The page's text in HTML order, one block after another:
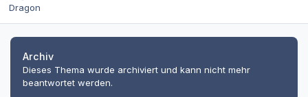
Dragon
Archiv
Dieses Thema wurde archiviert und kann nicht mehr
beantwortet werden.